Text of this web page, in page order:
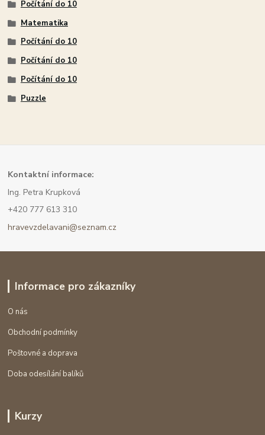
Počítání do 10
Matematika
Počítání do 10
Počítání do 10
Počítání do 10
Puzzle
Kontaktní informace:
Ing. Petra Krupková
+420 777 613 310
hravevzdelavani@seznam.cz
Informace pro zákazníky
O nás
Obchodní podmínky
Poštovné a doprava
Doba odesílání balíků
Kurzy